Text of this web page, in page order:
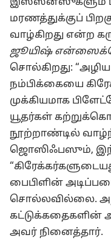
இஸ்ஸனஸுகளும்
மரணத்துக்குப்
வாழ்கிறது என்ற
ஜூயிஷ்
சொல்கிறது:
நம்பிக்கையை
முக்கியமாக
யூதர்கள்
நூற்றாண்டில்
ஜொஸிஃபஸும்,
பைபிளின்
சொல்லவில்லை.
கட்டுக்கதைகளின்
அவர் நினைத்தார்.